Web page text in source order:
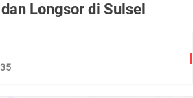
Longsor di Sulsel